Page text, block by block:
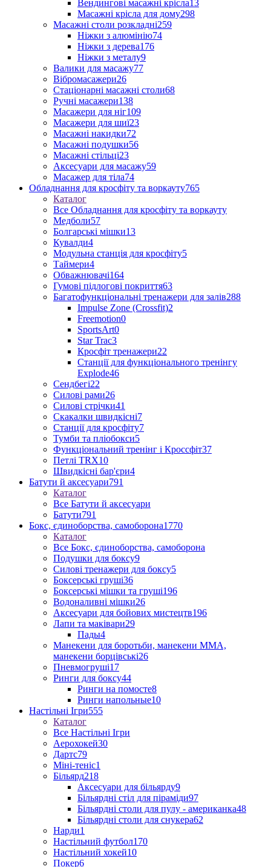
Вендингові масажні крісла13
Масажні крісла для дому298
Масажні столи розкладні259
Ніжки з алюмінію74
Ніжки з дерева176
Ніжки з металу9
Валики для масажу77
Вібромасажери26
Стаціонарні масажні столи68
Ручні масажери138
Масажери для ніг109
Масажери для шиї23
Масажні накидки72
Масажні подушки56
Масажні стільці23
Аксесуари для масажу59
Масажер для тіла74
Обладнання для кросфіту та воркауту765
Каталог
Все Обладнання для кросфіту та воркауту
Медболи57
Болгарські мішки13
Кувалди4
Модульна станція для кросфіту5
Таймери4
Обважнювачі164
Гумові підлогові покриття63
Багатофункціональні тренажери для залів288
Impulse Zone (Crossfit)2
Freemotion0
SportsArt0
Star Trac3
Кросфіт тренажери22
Станції для функціонального тренінгу
Explode46
Сендбегі22
Силові рами26
Силові стрічки41
Скакалки швидкісні7
Станції для кросфіту7
Тумби та пліобокси5
Функціональний тренінг і Кроссфіт37
Петлі TRX10
Швидкісні бар'єри4
Батути й аксесуари791
Каталог
Все Батути й аксесуари
Батути791
Бокс, єдиноборства, самоборона1770
Каталог
Все Бокс, єдиноборства, самоборона
Подушки для боксу9
Силові тренажери для боксу5
Боксерські груші36
Боксерські мішки та груші196
Водоналивні мішки26
Аксесуари для бойових мистецтв196
Лапи та маківари29
Пады4
Манекени для боротьби, манекени ММА,
манекени борцівські26
Пневмогруші17
Ринги для боксу44
Ринги на помосте8
Ринги напольные10
Настільні Ігри555
Каталог
Все Настільні Ігри
Аерохокей30
Дартс79
Міні-теніс1
Більярд218
Аксесуари для більярду9
Більярдні стіл для піраміди97
Більярдні столи для пулу - американка48
Більярдні столи для снукера62
Нарди1
Настільний футбол170
Настільний хокей10
Покер6